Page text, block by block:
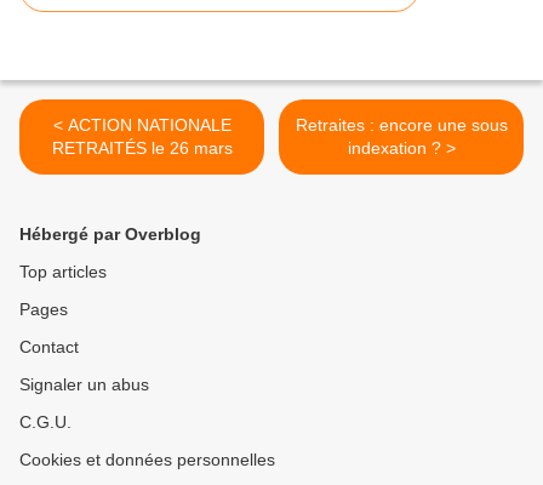
< ACTION NATIONALE
RETRAITÉS le 26 mars
Retraites : encore une sous
indexation ? >
Hébergé par Overblog
Top articles
Pages
Contact
Signaler un abus
C.G.U.
Cookies et données personnelles